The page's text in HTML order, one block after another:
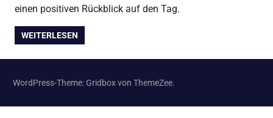
einen positiven Rückblick auf den Tag.
WEITERLESEN
WordPress-Theme: Gridbox von ThemeZee.